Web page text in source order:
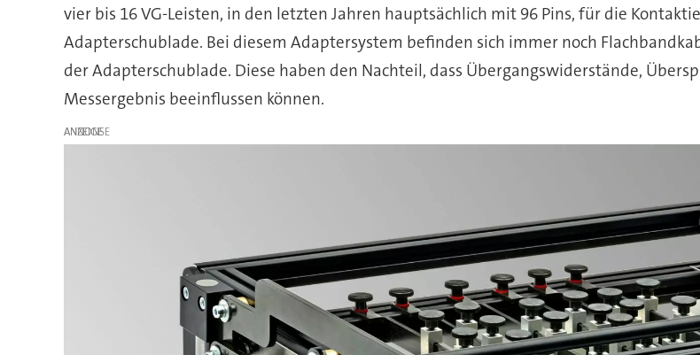
vier bis 16 VG-Leisten, in den letzten Jahren hauptsächlich mit 96 Pins, für die
Adapterschublade. Bei diesem Adaptersystem befinden sich immer noch
der Adapterschublade. Diese haben den Nachteil, dass Übergangswiderstände,
Messergebnis beeinflussen können.
ANZEIGE